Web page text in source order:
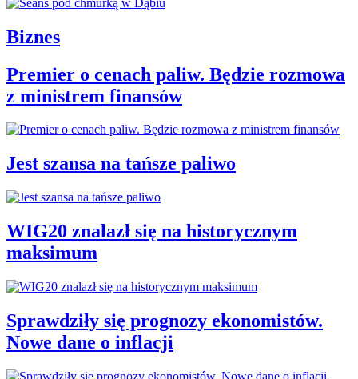
Biznes
Premier o cenach paliw. Będzie rozmowa
z ministrem finansów
Jest szansa na tańsze paliwo
WIG20 znalazł się na historycznym
maksimum
Sprawdziły się prognozy ekonomistów.
Nowe dane o inflacji